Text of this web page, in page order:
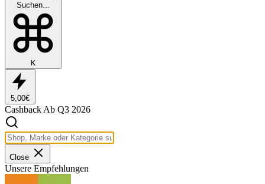
Suchen...
K
5,00€
CashbackAb Q3 2026
Close
Unsere Empfehlungen